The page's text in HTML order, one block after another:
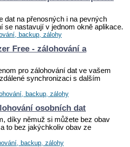
dat na přenosných i na pevných
se nastavují v jednom okně aplikace.
backup, zálohy
Free - zálohování a
pro zálohování dat ve vašem
synchronizaci s dalším
backup, zálohy
osobních dat
díky němuž si můžete bez obav
to bez jakýchkoliv obav ze
backup, zálohy